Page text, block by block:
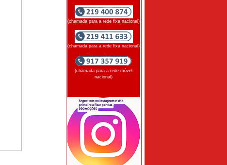
(chamada para a rede fixa nacional)
(chamada para a rede fixa nacional)
(chamada para a rede móvel
nacional)